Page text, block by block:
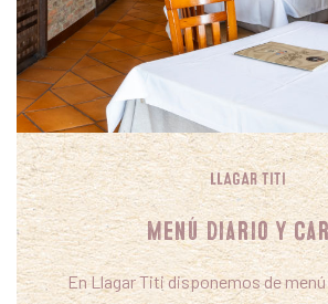
LLAGAR TITI
Menú Diario y
En Llagar Titi disponemos de menú